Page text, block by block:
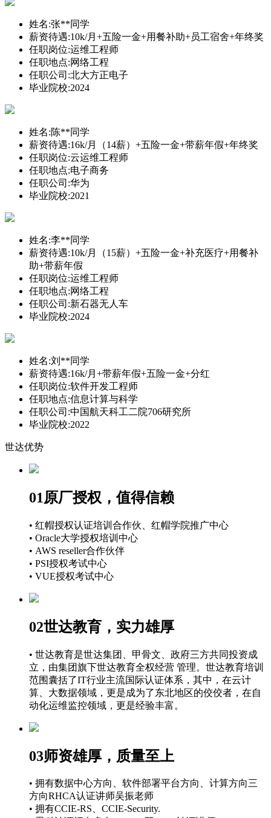
姓名:张**同学
薪资待遇:10k/月+五险一金+用餐补助+员工宿舍+年终奖
任职岗位:运维工程师
任职地点:网络工程
任职公司:北大方正电子
毕业院校:2024
姓名:陈**同学
薪资待遇:16k/月（14薪）+五险一金+带薪年假+年终奖
任职岗位:云运维工程师
任职地点:电子商务
任职公司:华为
毕业院校:2021
姓名:李**同学
薪资待遇:10k/月（15薪）+五险一金+补充医疗+用餐补
助+带薪年假
任职岗位:运维工程师
任职地点:网络工程
任职公司:新石器无人车
毕业院校:2024
姓名:刘**同学
薪资待遇:16k/月+带薪年假+五险一金+分红
任职岗位:软件开发工程师
任职地点:信息计算与科学
任职公司:中国航天科工二院706研究所
毕业院校:2022
世达优势
01原厂授权，值得信赖
• 红帽授权认证培训合作伙、红帽学院推广中心
• Oracle大学授权培训中心
• AWS reseller合作伙伴
• PSI授权考试中心
• VUE授权考试中心
02世达教育，实力雄厚
• 世达教育是世达集团、甲骨文、政府三方共同投资成
立，由集团旗下世达教育全权经营 管理。世达教育培训
范围囊括了IT行业主流国际认证体系，其中，在云计
算、大数据领域，更是成为了东北地区的佼佼者，在自
动化运维监控领域，更是经验丰富。
03师资雄厚，质量至上
• 拥有数据中心方向、软件部署平台方向、计算方向三
方向RHCA认证讲师吴振老师
• 拥有CCIE-RS、CCIE-Security.